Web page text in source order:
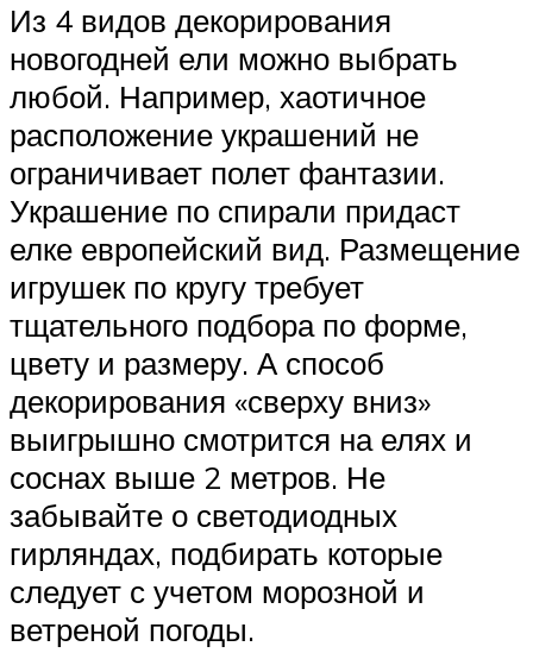
Из 4 видов декорирования
новогодней ели можно выбрать
любой. Например, хаотичное
расположение украшений не
ограничивает полет фантазии.
Украшение по спирали придаст
елке европейский вид. Размещение
игрушек по кругу требует
тщательного подбора по форме,
цвету и размеру. А способ
декорирования «сверху вниз»
выигрышно смотрится на елях и
соснах выше 2 метров. Не
забывайте о светодиодных
гирляндах, подбирать которые
следует с учетом морозной и
ветреной погоды.